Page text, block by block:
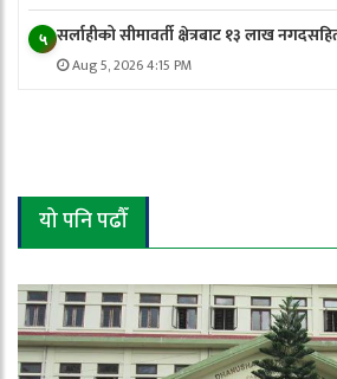
५ सर्लाहीको सीमावर्ती क्षेत्रबाट १३ लाख
Aug 5, 2026 4:15 PM
यो पनि पढौँ